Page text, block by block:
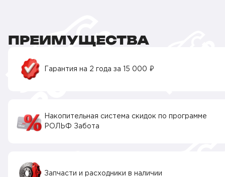
ПРЕИМУЩЕСТВА
Гарантия на 2 года за 15 000 ₽
Накопительная система скидок по программе
РОЛЬФ Забота
Запчасти и расходники в наличии